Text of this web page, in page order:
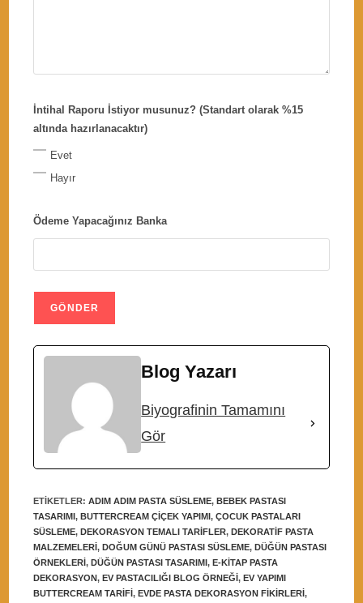
İntihal Raporu İstiyor musunuz? (Standart olarak %15
altında hazırlanacaktır)
Evet
Hayır
Ödeme Yapacağınız Banka
Blog Yazarı
Biyografinin Tamamını
Gör
ETIKETLER:ADIM ADIM PASTA SÜSLEME, BEBEK PASTASI
TASARIMI, BUTTERCREAM ÇIÇEK YAPIMI, ÇOCUK PASTALARI
SÜSLEME, DEKORASYON TEMALI TARIFLER, DEKORATIF PASTA
MALZEMELERI, DOĞUM GÜNÜ PASTASI SÜSLEME, DÜĞÜN PASTASI
ÖRNEKLERI, DÜĞÜN PASTASI TASARIMI, E-KITAP PASTA
DEKORASYON, EV PASTACILIĞI BLOG ÖRNEĞI, EV YAPIMI
BUTTERCREAM TARIFI, EVDE PASTA DEKORASYON FIKIRLERI,